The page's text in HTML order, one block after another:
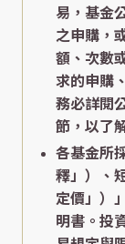
易，基金
之申購，
額、次數
求的申購
務必詳閱
節，以了
各基金所
釋」）、
定價」）
明書。投